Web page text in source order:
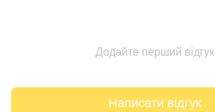
Додайте перший відгук
Написати відгук